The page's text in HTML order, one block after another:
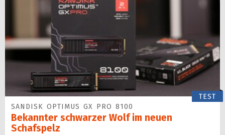
TEST
SANDISK OPTIMUS GX PRO 8100
Bekannter schwarzer Wolf im neuen
Schafspelz